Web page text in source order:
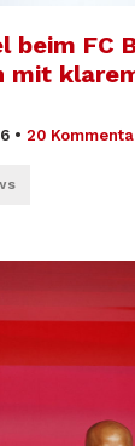
beim FC
mit
• 20